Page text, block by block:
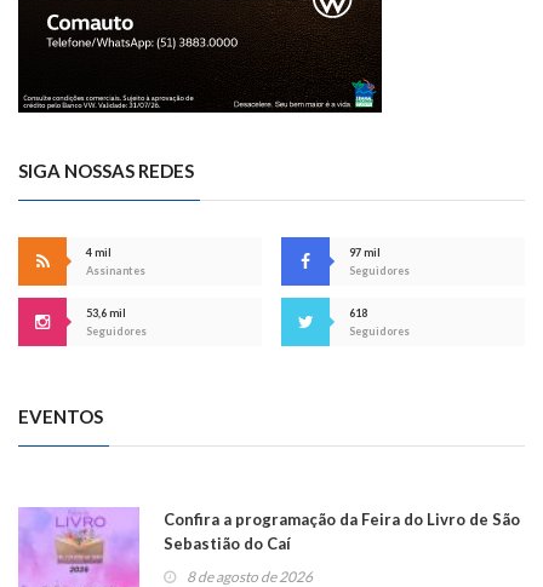
SIGA NOSSAS REDES
4 mil
Assinantes
97 mil
Seguidores
53,6 mil
Seguidores
618
Seguidores
EVENTOS
Confira a programação da Feira do Livro de São
Sebastião do Caí
8 de agosto de 2026